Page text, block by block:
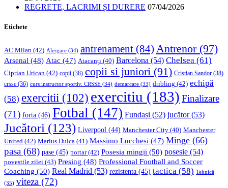
REGRETE, LACRIMI ȘI DURERE 07/04/2026
Etichete
AC Milan (42) Alergare (34) antrenament (84) Antrenor(97)
Arsenal (48) Atac (47) Atacanți (40) Barcelona (54) Chelsea (61)
Ciprian Urican (42) copii (38) copii si juniori (91) Cristian Sandor (38)
crsse (36) curs instructor sportiv. CRSSE (34) demarcare (33) dribling (42) echipă
(58) exercitii (102) exercitiu (183) Finalizare
(71) forta (46) Fotbal (147) Fundași (52) jucător(53)
Jucători (123) Liverpool (44) Manchester City (40) Manchester
United (42) Marius Dulca (41) Massimo Lucchesi (47) Minge (66)
pasa (68) pase (45) portar(42) Posesia mingii (50) posesie (54)
povestile zilei (43) Presing (48) Professional Football and Soccer
Coaching (50) Real Madrid (53) rezistenta (45) tactica (58) Tehnică
(35) viteza (72)